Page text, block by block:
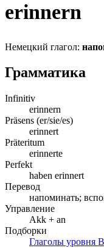
erinnern
Немецкий глагол:
Грамматика
Infinitiv
erinnern
Präsens (er/sie/es)
erinnert
Präteritum
erinnerte
Perfekt
haben erinnert
Перевод
напоминать;
Управление
Akk + an
Подборки
Глаголы уровня